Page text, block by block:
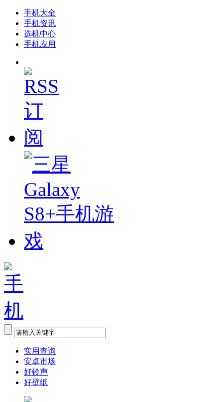
手机大全
手机资讯
选机中心
手机应用
实用查询
安卓市场
好铃声
好壁纸